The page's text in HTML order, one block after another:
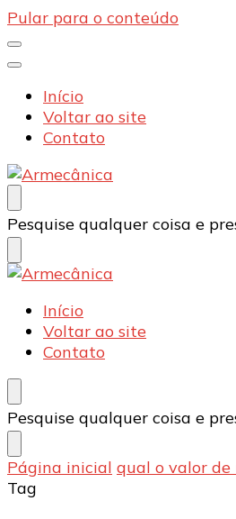
Pular para o conteúdo
Início
Voltar ao site
Contato
Armecânica
Blog
Procurando
algo?
Pesquise qualquer coisa e
Armecânica
Blog
Início
Voltar ao site
Contato
Procurando
algo?
Pesquise qualquer coisa e
Página inicial qual o valor de
Tag